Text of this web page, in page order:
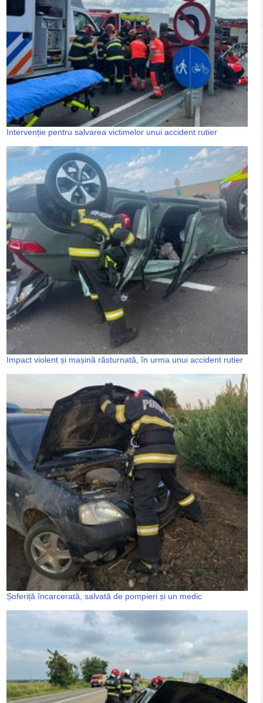
Intervenție pentru salvarea victimelor unui accident rutier
Impact violent și mașină răsturnată, în urma unui accident rutier
Șoferiță încarcerată, salvată de pompieri și un medic